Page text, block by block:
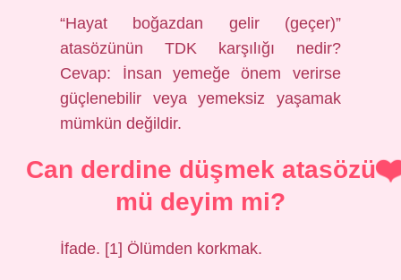
“Hayat boğazdan gelir (geçer)”
atasözünün TDK karşılığı nedir?
Cevap: İnsan yemeğe önem verirse
güçlenebilir veya yemeksiz yaşamak
mümkün değildir.
Can derdine düşmek atasözü
mü deyim mi?
İfade. [1] Ölümden korkmak.